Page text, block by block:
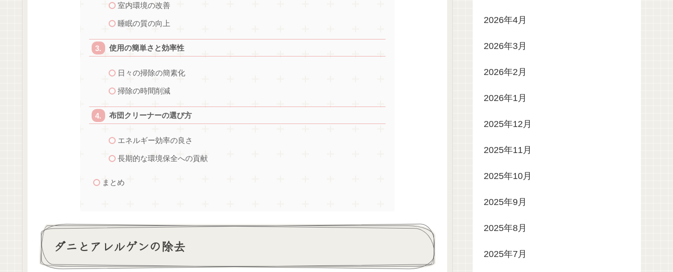
室内環境の改善
睡眠の質の向上
使用の簡単さと効率性
日々の掃除の簡素化
掃除の時間削減
布団クリーナーの選び方
エネルギー効率の良さ
長期的な環境保全への貢献
まとめ
ダニとアレルゲンの除去
2026年4月
2026年3月
2026年2月
2026年1月
2025年12月
2025年11月
2025年10月
2025年9月
2025年8月
2025年7月